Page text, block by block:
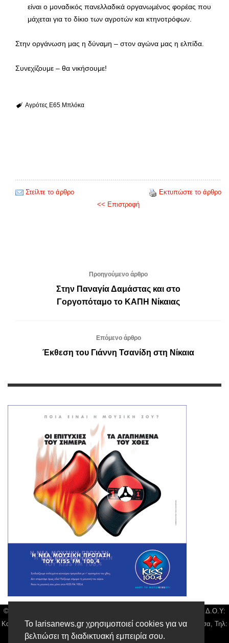
Το larisanews.gr χρησιμοποιεί cookies για να
βελτιώσει τη διαδικτυακή εμπειρία σου.
είναι ο μοναδικός πανελλαδικά οργανωμένος φορέας που
μάχεται για το δίκιο των αγροτών και κτηνοτρόφων.
Στην οργάνωση μας η δύναμη – στον αγώνα μας η ελπίδα.
Συνεχίζουμε – θα νικήσουμε!
Αγρότες Ε65 Μπλόκα
Στείλτε το άρθρο
Εκτυπώστε το άρθρο
<< Επιστροφή
Προηγούμενο άρθρο
Στην Παναγία Δαμάστας και στο
Γοργοπόταμο το ΚΑΠΗ Νίκαιας
Επόμενο άρθρο
Έκθεση του Γιάννη Τσανίδη στη Νίκαια
© Larisa News | Διακριτικός Τίτλος: Orion Media, ΑΦΜ: 043750542, Δ.Ο.Υ:
Καρδίτσας, Υπο/μα Λάρισας, Δ/νση: Φαρμακίδου 36 τ.κ 41222 Λάρισα, Τηλ:
2410 259100, email: news@larisanews.gr